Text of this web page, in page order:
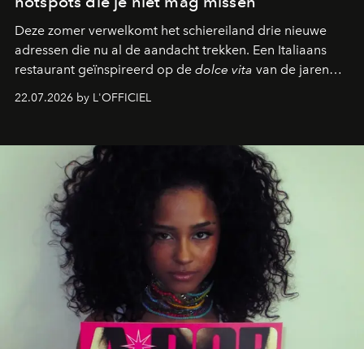
Deze zomer verwelkomt het schiereiland drie nieuwe
adressen die nu al de aandacht trekken. Een Italiaans
restaurant geïnspireerd op de dolce vita van de jaren
zestig, een Japanse hotspot die na zonsondergang
verandert in een bruisende ontmoetingsplek en de
neerstrijkt in Saint-Tropez. Dit zijn de nieuwe adressen
die deze zomer de toon zetten, van lange lunches tot
zwoele nachten.
22.07.2026 by L'OFFICIEL